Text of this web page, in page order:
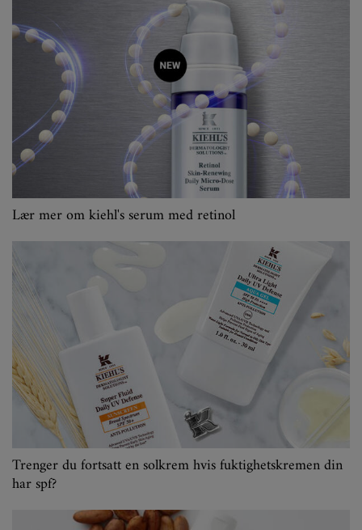
Lær mer om kiehl's serum med retinol
Trenger du fortsatt en solkrem hvis fuktighetskremen din
har spf?